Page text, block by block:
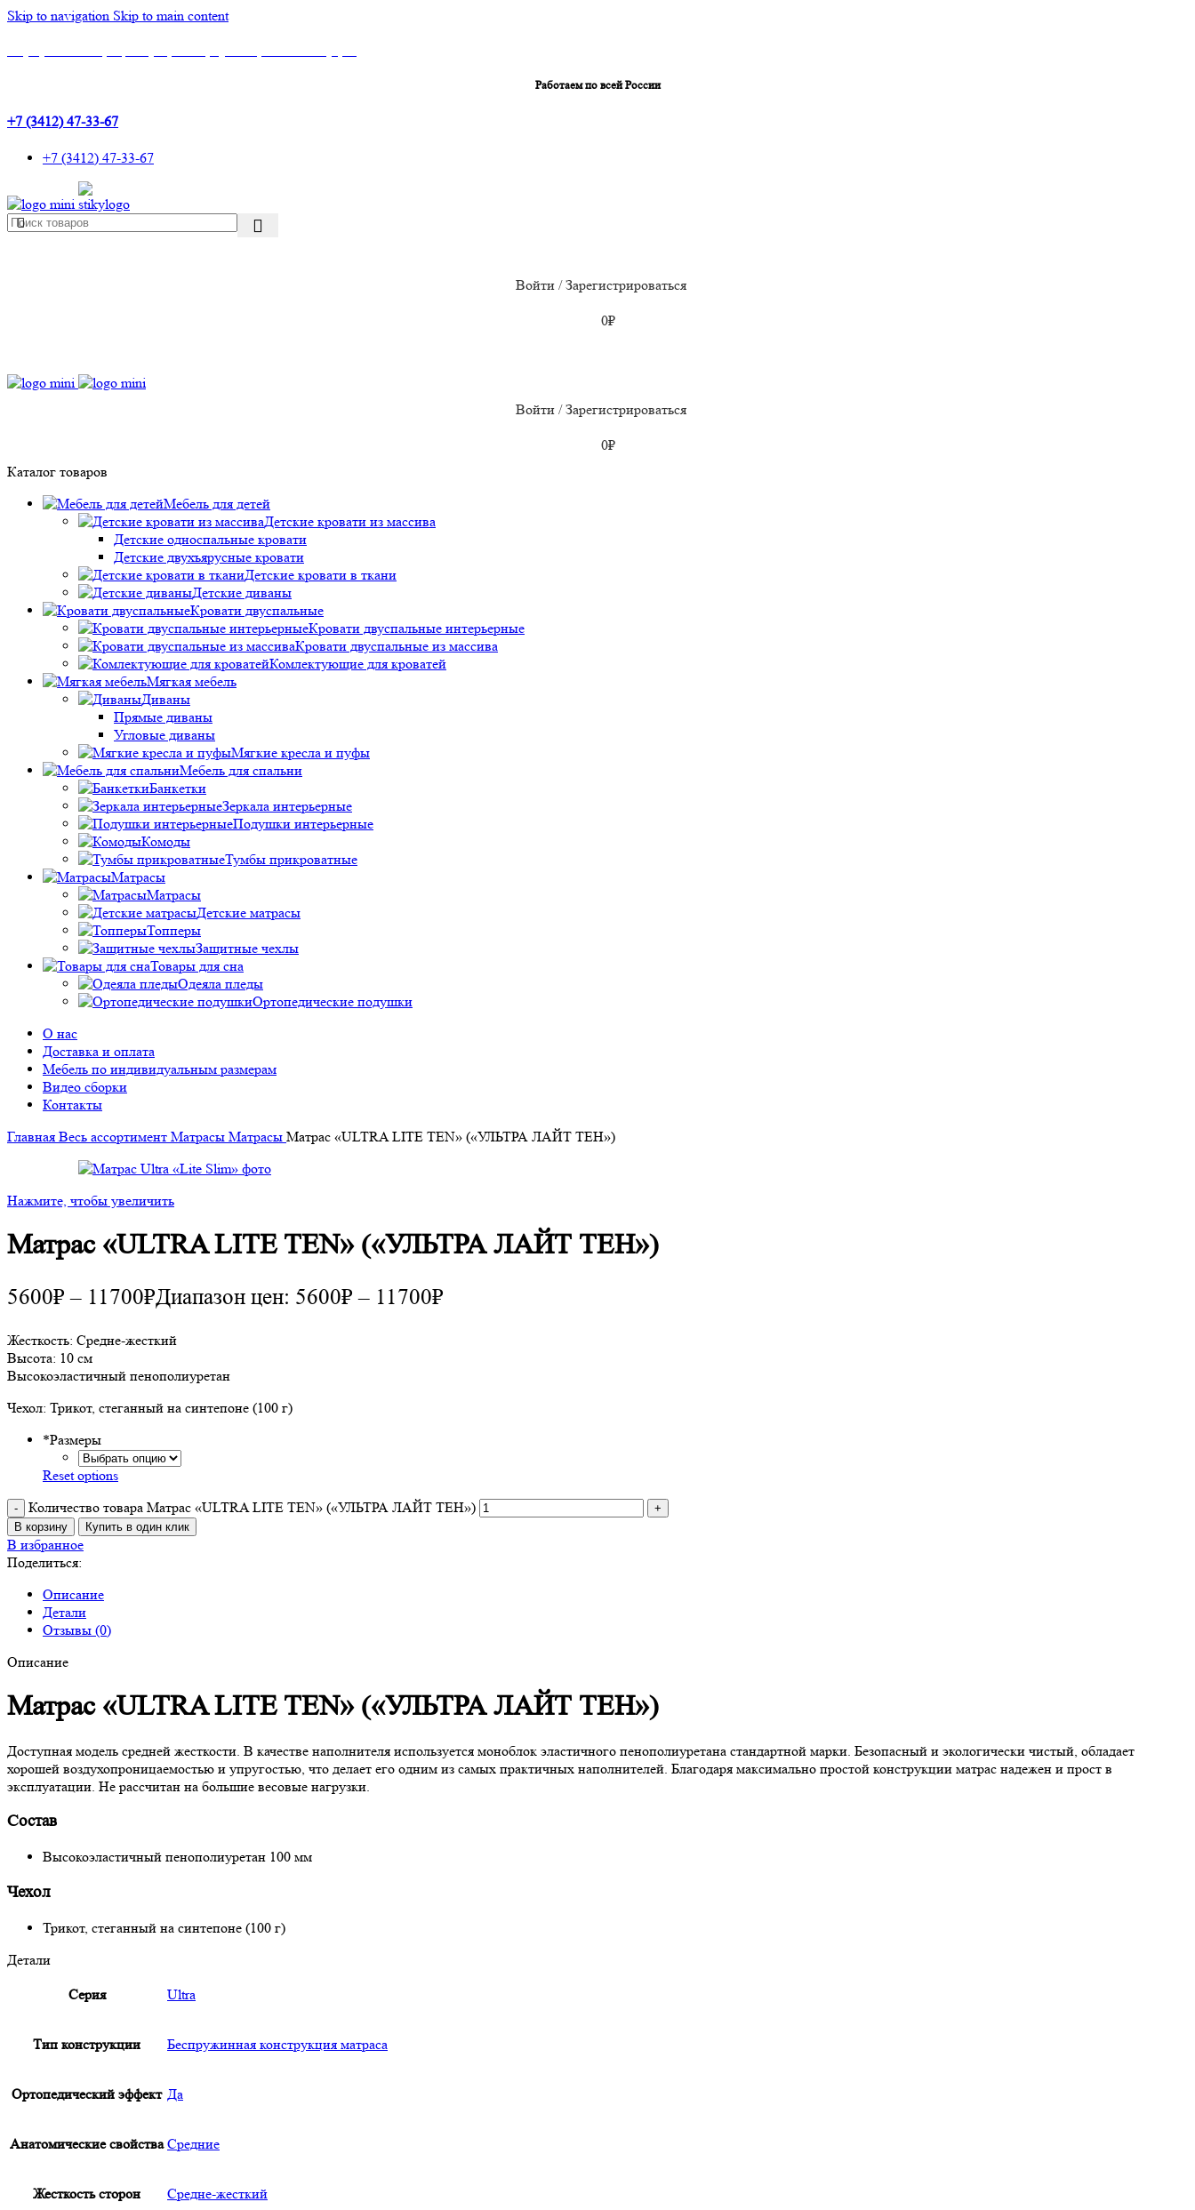
Skip to navigation Skip to main content
Работаем по всей России
+7 (3412) 47-33-67
+7 (3412) 47-33-67
Войти / Зарегистрироваться
0₽
Войти / Зарегистрироваться
0₽
Каталог товаров
Мебель для детей
Детские кровати из массива
Детские односпальные кровати
Детские двухъярусные кровати
Детские кровати в ткани
Детские диваны
Кровати двуспальные
Кровати двуспальные интерьерные
Кровати двуспальные из массива
Комлектующие для кроватей
Мягкая мебель
Диваны
Прямые диваны
Угловые диваны
Мягкие кресла и пуфы
Мебель для спальни
Банкетки
Зеркала интерьерные
Подушки интерьерные
Комоды
Тумбы прикроватные
Матрасы
Матрасы
Детские матрасы
Топперы
Защитные чехлы
Товары для сна
Одеяла пледы
Ортопедические подушки
О нас
Доставка и оплата
Мебель по индивидуальным размерам
Видео сборки
Контакты
Главная Весь ассортимент Матрасы Матрасы Матрас «ULTRA LITE TEN» («УЛЬТРА ЛАЙТ ТЕН»)
Нажмите, чтобы увеличить
Матрас «ULTRA LITE TEN» («УЛЬТРА ЛАЙТ ТЕН»)
5600₽ – 11700₽Диапазон цен: 5600₽ – 11700₽
Жесткость: Средне-жесткий
Высота: 10 см
Высокоэластичный пенополиуретан
Чехол: Трикот, стеганный на синтепоне (100 г)
*Размеры
Reset options
Количество товара Матрас «ULTRA LITE TEN» («УЛЬТРА ЛАЙТ ТЕН»)
В корзину Купить в один клик
В избранное
Поделиться:
Описание
Детали
Отзывы (0)
Описание
Матрас «ULTRA LITE TEN» («УЛЬТРА ЛАЙТ ТЕН»)
Доступная модель средней жесткости. В качестве наполнителя используется моноблок эластичного пенополиуретана стандартной марки. Безопасный и экологически чистый, обладает
хорошей воздухопроницаемостью и упругостью, что делает его одним из самых практичных наполнителей. Благодаря максимально простой конструкции матрас надежен и прост в
эксплуатации. Не рассчитан на большие весовые нагрузки.
Состав
Высокоэластичный пенополиуретан 100 мм
Чехол
Трикот, стеганный на синтепоне (100 г)
Детали
Серия Ultra
Тип конструкции Беспружинная конструкция матраса
Ортопедический эффект Да
Анатомические свойства Средние
Жесткость сторон Средне-жесткий